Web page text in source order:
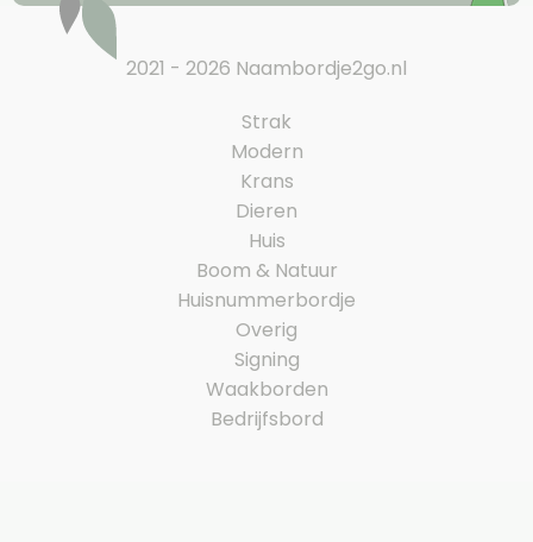
2021 - 2026 Naambordje2go.nl
Strak
Modern
Krans
Dieren
Huis
Boom & Natuur
Huisnummerbordje
Overig
Signing
Waakborden
Bedrijfsbord